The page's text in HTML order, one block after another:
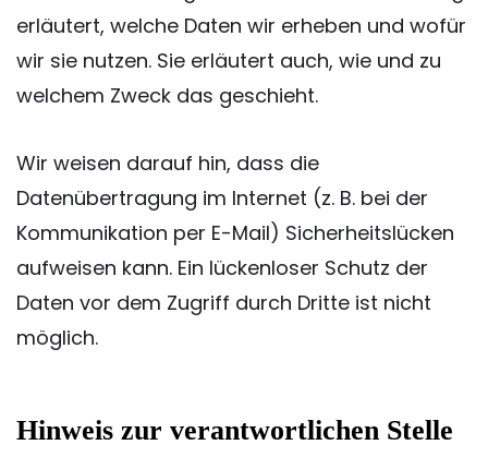
erläutert, welche Daten wir erheben und wofür
wir sie nutzen. Sie erläutert auch, wie und zu
welchem Zweck das geschieht.
Wir weisen darauf hin, dass die
Datenübertragung im Internet (z. B. bei der
Kommunikation per E-Mail) Sicherheitslücken
aufweisen kann. Ein lückenloser Schutz der
Daten vor dem Zugriff durch Dritte ist nicht
möglich.
Hinweis zur verantwortlichen Stelle